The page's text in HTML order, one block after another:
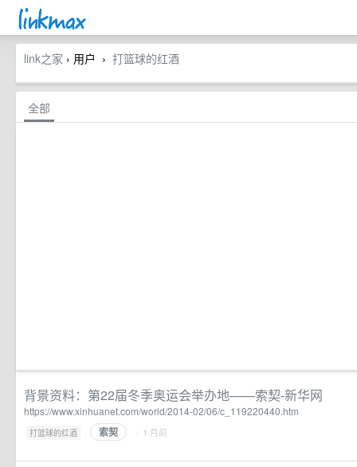
link之家 › 用户 › 打篮球的红酒
全部
背景资料：第22届冬季奥运会举办地——索契-新华网
https://www.xinhuanet.com/world/2014-02/06/c_119220440.htm
打篮球的红酒 · 索契 · 1 月前